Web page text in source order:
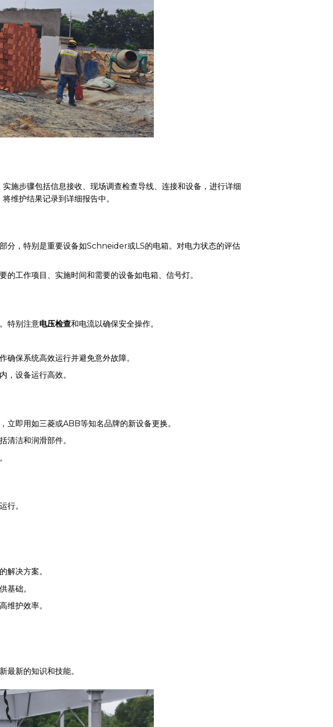
施步骤包括信息接收、现场调查检查导线、连接和设备，进行详细
维护结果记录到详细报告中。
分，特别是重要设备如Schneider或LS的电箱。对电力状态的评估
工作项目、实施时间和需要的设备如电箱、信号灯。
特别注意电压检查和电流以确保安全操作。
确保系统高效运行并避免意外故障。
，设备运行高效。
立即用如三菱或ABB等知名品牌的新设备更换。
清洁和润滑部件。
行。
解决方案。
基础。
维护效率。
最新的知识和技能。